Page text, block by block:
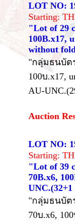
LOT NO:
Starting:
"Lot of 29
100B.x17,
without
"กลุ่มธนบัต
100บ.x17,
AU-
Auction
LOT NO:
Starting:
"Lot of 39
70B.x6,
"กลุ่มธนบัต
70บ.x6,